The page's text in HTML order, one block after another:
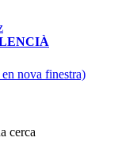
nova finestra)
cerca